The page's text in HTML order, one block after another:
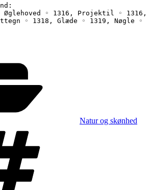
Øglehoved ◦ 1316, Projektil ◦ 1316,
◦ 1318, Glæde ◦ 1319, Nøgle ◦
Natur og skønhed